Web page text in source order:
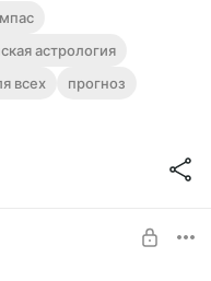
на 06
астрология
всех
прогноз